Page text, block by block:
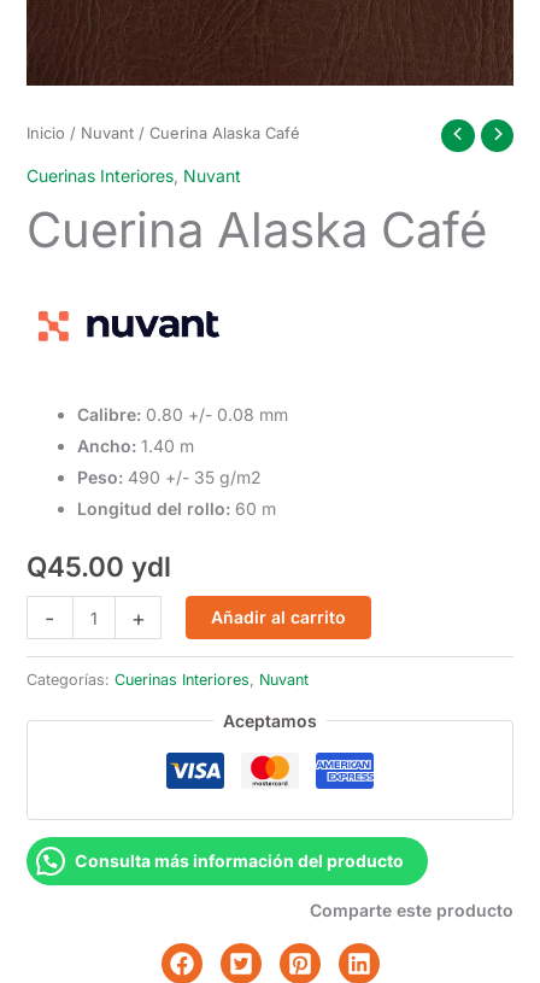
Inicio / Nuvant/ Cuerina Alaska Café
Cuerinas Interiores, Nuvant
Cuerina Alaska Café
Calibre: 0.80 +/- 0.08 mm
Ancho: 1.40 m
Peso: 490 +/- 35 g/m2
Longitud del rollo: 60 m
Q45.00 ydl
-
Alaska
Café
+ Añadir al carrito
Categorías: Cuerinas Interiores Nuvant
Aceptamos
Consulta más información del producto
Comparte este producto